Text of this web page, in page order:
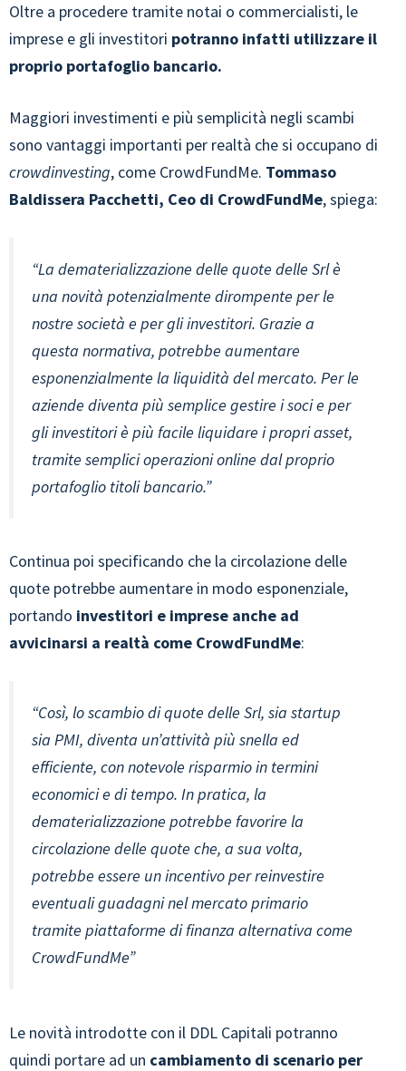
Oltre a procedere tramite notai o commercialisti, le
imprese e gli investitori potranno infatti utilizzare il
proprio portafoglio bancario.
Maggiori investimenti e più semplicità negli scambi
sono vantaggi importanti per realtà che si occupano di
crowdinvesting, come CrowdFundMe. Tommaso
Baldissera Pacchetti, Ceo di CrowdFundMe, spiega:
“La dematerializzazione delle quote delle Srl è
una novità potenzialmente dirompente per le
nostre società e per gli investitori. Grazie a
questa normativa, potrebbe aumentare
esponenzialmente la liquidità del mercato. Per le
aziende diventa più semplice gestire i soci e per
gli investitori è più facile liquidare i propri asset,
tramite semplici operazioni online dal proprio
portafoglio titoli bancario.”
Continua poi specificando che la circolazione delle
quote potrebbe aumentare in modo esponenziale,
portando investitori e imprese anche ad
avvicinarsi a realtà come CrowdFundMe:
“Così, lo scambio di quote delle Srl, sia startup
sia PMI, diventa un’attività più snella ed
efficiente, con notevole risparmio in termini
economici e di tempo. In pratica, la
dematerializzazione potrebbe favorire la
circolazione delle quote che, a sua volta,
potrebbe essere un incentivo per reinvestire
eventuali guadagni nel mercato primario
tramite piattaforme di finanza alternativa come
CrowdFundMe”
Le novità introdotte con il DDL Capitali potranno
quindi portare ad un cambiamento di scenario per